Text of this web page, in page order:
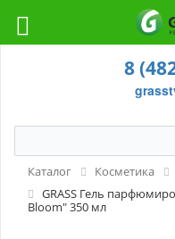
8
Каталог Косметика
GRASS Гель
Bloom" 350 мл